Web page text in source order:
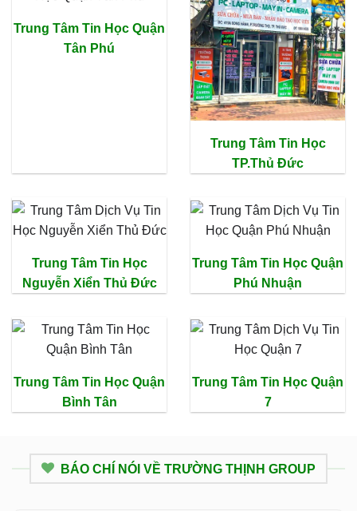
Trung Tâm Tin Học Quận
Tân Phú
Trung Tâm Tin Học
TP.Thủ Đức
Trung Tâm Tin Học
Nguyễn Xiển Thủ Đức
Trung Tâm Tin Học Quận
Phú Nhuận
Trung Tâm Tin Học Quận
Bình Tân
Trung Tâm Tin Học Quận
7
BÁO CHÍ NÓI VỀ TRƯỜNG THỊNH GROUP